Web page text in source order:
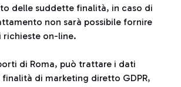
delle suddette finalità, in caso di
non sarà possibile fornire
richieste on-line.
di Roma, può trattare i dati
finalità di marketing diretto GDPR,